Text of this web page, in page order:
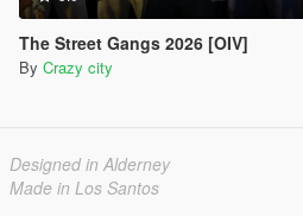
The Street Gangs 2026 [OIV]
By Crazy city
Designed in Alderney
Made in Los Santos